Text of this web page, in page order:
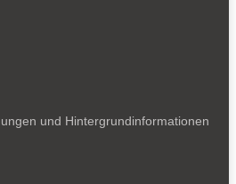
und Hintergrundinformationen